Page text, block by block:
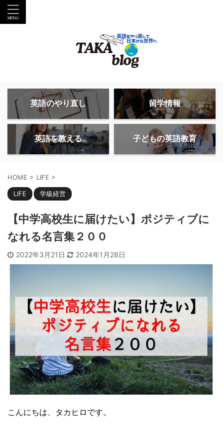
英語のやり直し 留学情報
英語を教える 子どもの英語教育
HOME > LIFE >
LIFE 学級経営
【中学高校生に届けたい】ポジティブに
なれる名言集２００
2022年3月21日 2024年1月28日
こんにちは、タカヒロです。